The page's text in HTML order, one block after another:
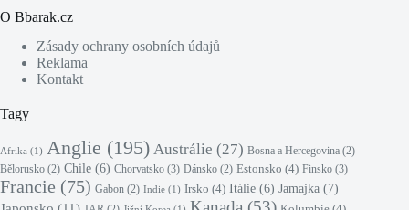
O Bbarak.cz
Zásady ochrany osobních údajů
Reklama
Kontakt
Tagy
Afrika (1) Anglie (195) Austrálie (27) Bosna a Hercegovina (2)
Bělorusko (2) Chile (6) Chorvatsko (3) Dánsko (2) Estonsko (4) Finsko (3)
Francie (75) Gabon (2) Indie (1) Irsko (4) Itálie (6) Jamajka (7)